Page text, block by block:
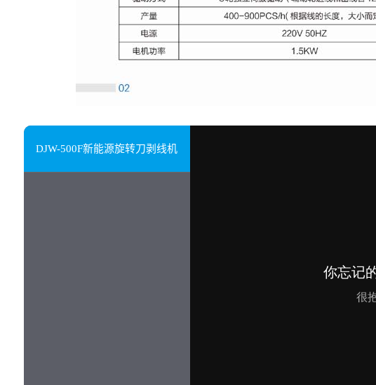
DJW-500F新能源旋转刀剥线机